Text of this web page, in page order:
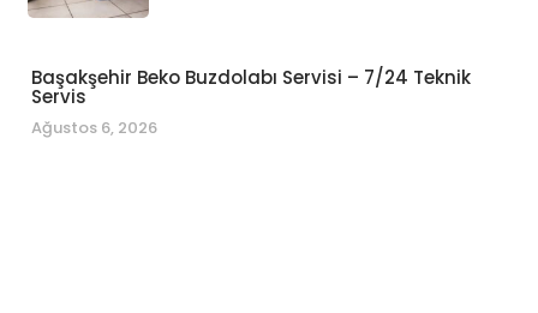
Başakşehir Beko Buzdolabı Servisi – 7/24 Teknik
Servis
Ağustos 6, 2026